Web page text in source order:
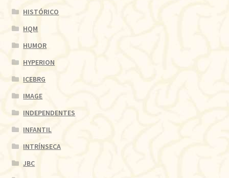
HISTÓRICO
HQM
HUMOR
HYPERION
ICEBRG
IMAGE
INDEPENDENTES
INFANTIL
INTRÍNSECA
JBC